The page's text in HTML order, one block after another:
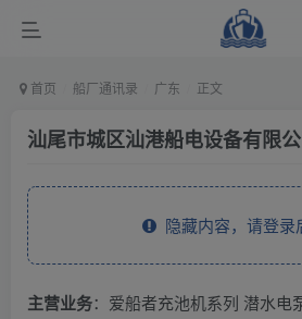
首页 船厂通讯录 广东 正文
汕尾市城区汕港船电设备有限
隐藏内容，请登录
主营业务：爱船者充池机系列 潜水电